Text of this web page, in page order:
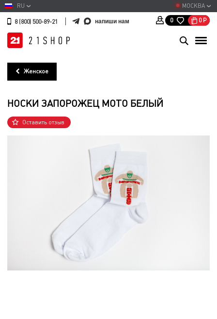
МОСКВА
RU
8 (800) 500-89-21 напиши нам 0 0 Р
Женское
НОСКИ ЗАПОРОЖЕЦ МОТО БЕЛЫЙ
Оставить отзыв